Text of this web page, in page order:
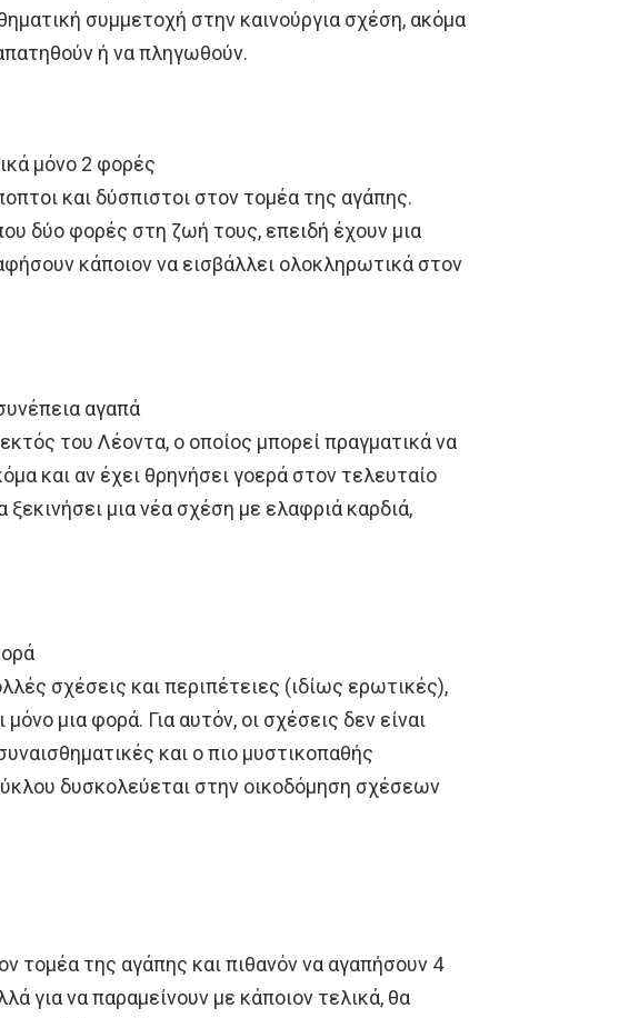
συμμετοχή στην καινούργια σχέση, ακόμα
ή να πληγωθούν.
μόνο 2 φορές
και δύσπιστοι στον τομέα της αγάπης.
δύο φορές στη ζωή τους, επειδή έχουν μια
κάποιον να εισβάλλει ολοκληρωτικά στον
αγαπά
του Λέοντα, ο οποίος μπορεί πραγματικά να
και αν έχει θρηνήσει γοερά στον τελευταίο
ξεκινήσει μια νέα σχέση με ελαφριά καρδιά,
σχέσεις και περιπέτειες (ιδίως ερωτικές),
μια φορά. Για αυτόν, οι σχέσεις δεν είναι
και ο πιο μυστικοπαθής
δυσκολεύεται στην οικοδόμηση σχέσεων
τομέα της αγάπης και πιθανόν να αγαπήσουν 4
για να παραμείνουν με κάποιον τελικά, θα